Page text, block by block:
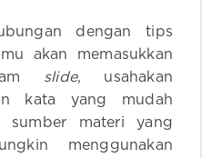
dengan tips
akan memasukkan
slide, usahakan
kata yang mudah
sumber materi yang
menggunakan